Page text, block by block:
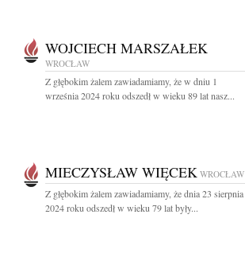
WOJCIECH MARSZAŁEK
WROCŁAW
Z głębokim żalem zawiadamiamy, że w dniu 1
września 2024 roku odszedł w wieku 89 lat nasz...
MIECZYSŁAW WIĘCEK WROCŁAW
Z głębokim żalem zawiadamiamy, że dnia 23 sierpnia
2024 roku odszedł w wieku 79 lat były...